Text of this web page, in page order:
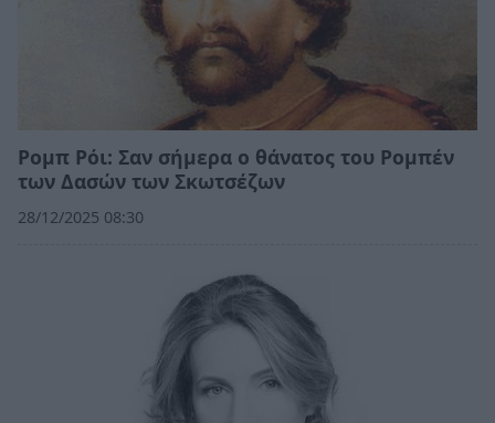
Ρομπ Ρόι: Σαν σήμερα ο θάνατος του Ρομπέν
των Δασών των Σκωτσέζων
28/12/2025 08:30